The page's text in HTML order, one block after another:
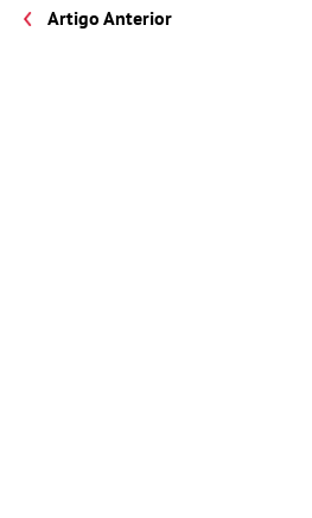
Artigo Anterior